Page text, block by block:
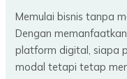
Memulai bisnis tanpa
Dengan
platform digital, siapa
modal tetapi tetap